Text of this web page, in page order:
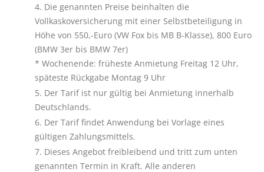
Die genannten Preise beinhalten die
Vollkaskoversicherung mit einer Selbstbeteiligung in
Höhe von 550,-Euro (VW Fox bis MB B-Klasse), 800 Euro
(BMW 3er bis BMW 7er)
* Wochenende: früheste Anmietung Freitag 12 Uhr,
späteste Rückgabe Montag 9 Uhr
Der Tarif ist nur gültig bei Anmietung innerhalb
Deutschlands.
Der Tarif findet Anwendung bei Vorlage eines
gültigen Zahlungsmittels.
Dieses Angebot freibleibend und tritt zum unten
genannten Termin in Kraft. Alle anderen